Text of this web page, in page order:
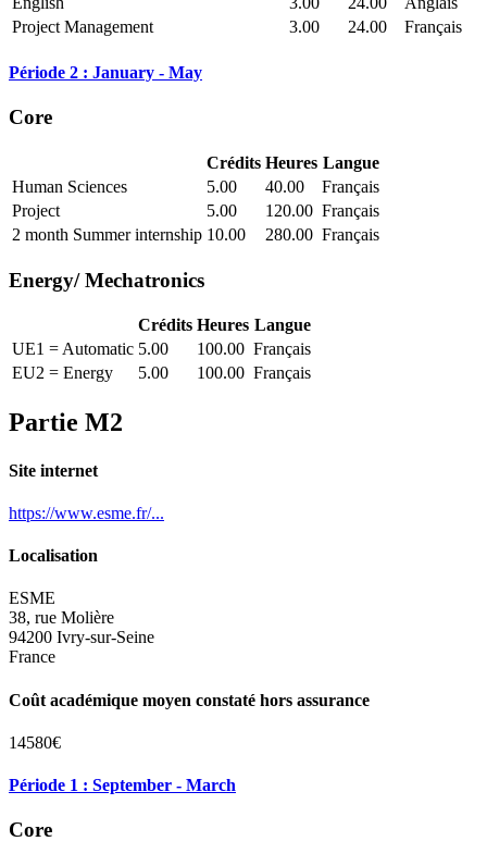
Project Management
3.00 24.00 Français
Période 2 : January - May
Core
Crédits Heures Langue
Human Sciences
5.00 40.00
Français
Project
5.00 120.00 Français
2 month Summer internship 10.00 280.00 Français
Energy/ Mechatronics
Crédits Heures Langue
UE1 = Automatic 5.00 100.00 Français
EU2 = Energy
5.00 100.00 Français
Partie M2
Site internet
https://www.esme.fr/...
Localisation
ESME
38, rue Molière
94200 Ivry-sur-Seine
France
Coût académique moyen constaté hors assurance
14580€
Période 1 : September - March
Core